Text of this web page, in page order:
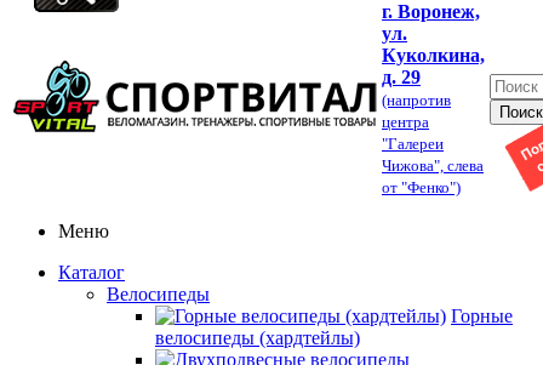
г. Воронеж,
ул.
Куколкина,
д. 29
(напротив
центра
"Галереи
Чижова", слева
от "Фенко")
Меню
Каталог
Велосипеды
Горные
велосипеды (хардтейлы)